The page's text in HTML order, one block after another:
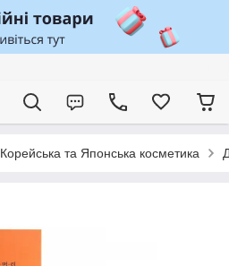
Корейська та Японська косметика